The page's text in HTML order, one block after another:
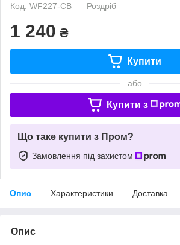
Код: WF227-CB
Роздріб
1 240 ₴
Купити
або
Купити з
Що таке купити з Пром?
Замовлення під захистом
Опис Характеристики Доставка
Опис